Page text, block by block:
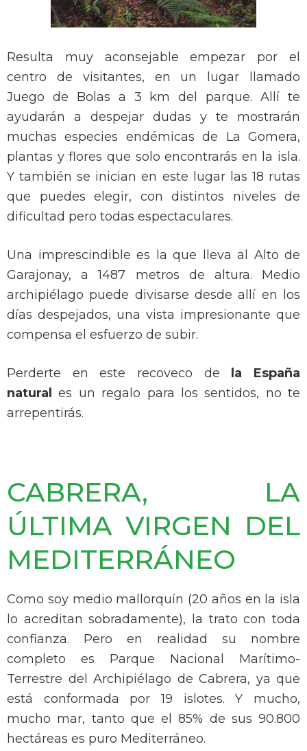
Resulta muy aconsejable empezar por el
centro de visitantes, en un lugar llamado
Juego de Bolas a 3 km del parque. Allí te
ayudarán a despejar dudas y te mostrarán
muchas especies endémicas de La Gomera,
plantas y flores que solo encontrarás en la isla.
Y también se inician en este lugar las 18 rutas
que puedes elegir, con distintos niveles de
dificultad pero todas espectaculares.
Una imprescindible es la que lleva al Alto de
Garajonay, a 1487 metros de altura. Medio
archipiélago puede divisarse desde allí en los
días despejados, una vista impresionante que
compensa el esfuerzo de subir.
Perderte en este recoveco de
la España
natural
es un regalo para los sentidos, no te
arrepentirás.
CABRERA, LA
ÚLTIMA VIRGEN DEL
MEDITERRÁNEO
Como soy medio mallorquín (20 años en la isla
lo acreditan sobradamente), la trato con toda
confianza. Pero en realidad su nombre
completo es Parque Nacional Marítimo-
Terrestre del Archipiélago de Cabrera, ya que
está conformada por 19 islotes. Y mucho,
mucho mar, tanto que el 85% de sus 90.800
hectáreas es puro Mediterráneo.